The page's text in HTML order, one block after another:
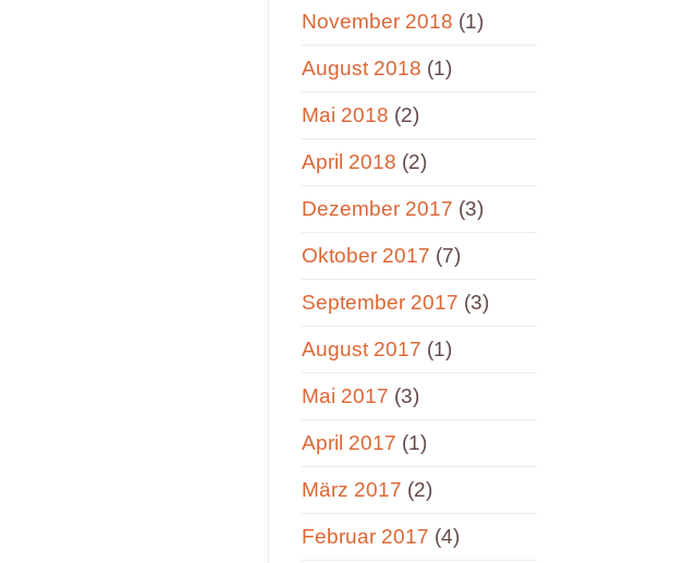
November 2018 (1)
August 2018 (1)
Mai 2018 (2)
April 2018 (2)
Dezember 2017 (3)
Oktober 2017 (7)
September 2017 (3)
August 2017 (1)
Mai 2017 (3)
April 2017 (1)
März 2017 (2)
Februar 2017 (4)